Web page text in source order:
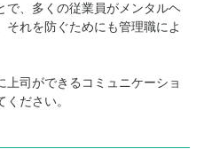
で、多くの従業員がメンタルヘ
それを防ぐためにも管理職によ
上司ができるコミュニケーショ
ださい。